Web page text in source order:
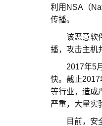
利用NSA（
传播。
该恶意软件
播，攻击主机
2017年5月
快。截止
等行业，造成
严重，大量实
目前，安全